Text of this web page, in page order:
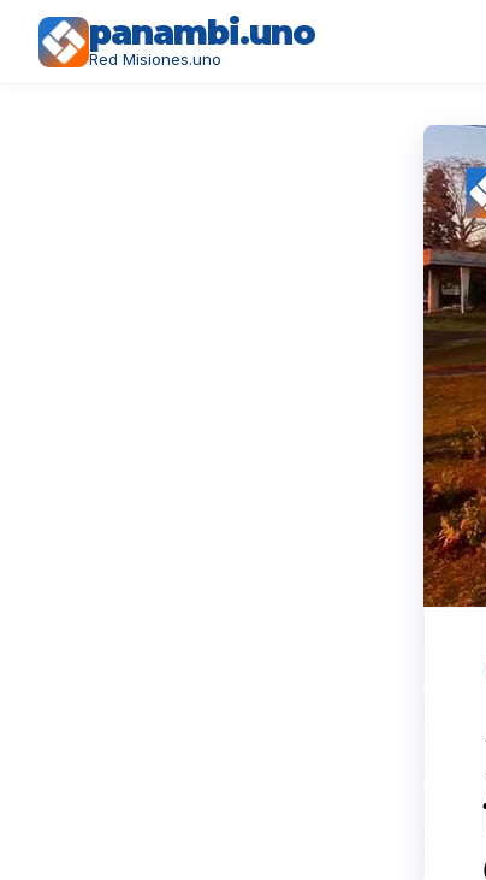
panambi.uno
Red Misiones.uno